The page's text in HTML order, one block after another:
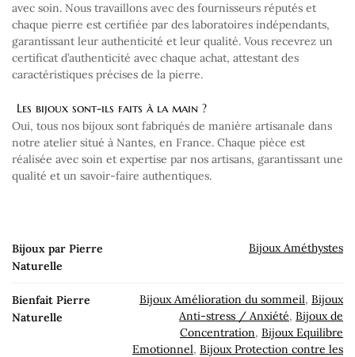
avec soin. Nous travaillons avec des fournisseurs réputés et
chaque pierre est certifiée par des laboratoires indépendants,
garantissant leur authenticité et leur qualité. Vous recevrez un
certificat d’authenticité avec chaque achat, attestant des
caractéristiques précises de la pierre.
Les bijoux sont-ils faits à la main ?
Oui, tous nos bijoux sont fabriqués de manière artisanale dans
notre atelier situé à Nantes, en France. Chaque pièce est
réalisée avec soin et expertise par nos artisans, garantissant une
qualité et un savoir-faire authentiques.
Bijoux par Pierre
Naturelle
Bijoux Améthystes
Bienfait Pierre
Naturelle
Bijoux Amélioration du sommeil, Bijoux
Anti-stress / Anxiété, Bijoux de
Concentration, Bijoux Equilibre
Emotionnel, Bijoux Protection contre les